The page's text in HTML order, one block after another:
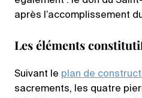
après l’accomplissement
Les éléments
Suivant le plan de
sacrements, les quatre